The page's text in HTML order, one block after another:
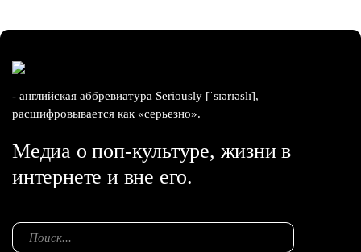
- английская аббревиатура Seriously [ˈsɪərɪəslɪ],
расшифровывается как «серьезно».
Медиа о поп-культуре, жизни в
интернете и вне его.